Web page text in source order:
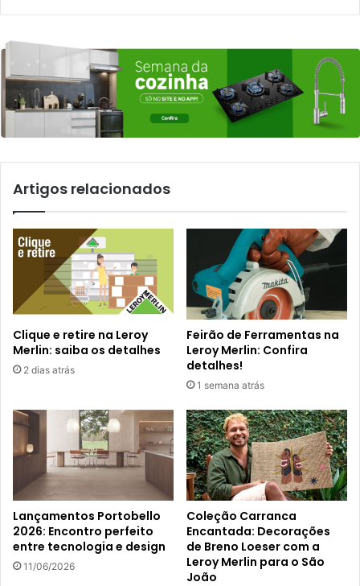
Artigos relacionados
Clique e retire na Leroy
Merlin: saiba os detalhes
2 dias atrás
Feirão de Ferramentas na
Leroy Merlin: Confira
detalhes!
1 semana atrás
Lançamentos Portobello
2026: Encontro perfeito
entre tecnologia e design
11/06/2026
Coleção Carranca
Encantada: Decorações
de Breno Loeser com a
Leroy Merlin para o São
João